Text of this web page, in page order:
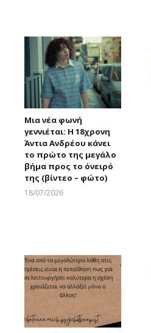
Μια νέα φωνή
γεννιέται: Η 18χρονη
Άντια Ανδρέου κάνει
το πρώτο της μεγάλο
βήμα προς το όνειρό
της (βίντεο – φώτο)
18/07/2026